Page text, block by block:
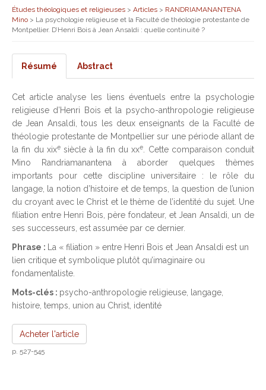
Études théologiques et religieuses > Articles > RANDRIAMANANTENA
Mino > La psychologie religieuse et la Faculté de théologie protestante de
Montpellier. D’Henri Bois à Jean Ansaldi : quelle continuité ?
Résumé Abstract
Cet article analyse les liens éventuels entre la psychologie
religieuse d’Henri Bois et la psycho-anthropologie religieuse
de Jean Ansaldi, tous les deux enseignants de la Faculté de
théologie protestante de Montpellier sur une période allant de
la fin du xixesiècle à la fin du xxe
. Cette comparaison conduit
Mino Randriamanantena à aborder quelques thèmes
importants pour cette discipline universitaire : le rôle du
langage, la notion d’histoire et de temps, la question de l’union
du croyant avec le Christ et le thème de l’identité du sujet. Une
filiation entre Henri Bois, père fondateur, et Jean Ansaldi, un de
ses successeurs, est assumée par ce dernier.
Phrase :
La « filiation » entre Henri Bois et Jean Ansaldi est un
lien critique et symbolique plutôt qu’imaginaire ou
fondamentaliste.
Mots-clés : psycho-anthropologie religieuse, langage,
histoire, temps, union au Christ, identité
Acheter l'article
p. 527-545